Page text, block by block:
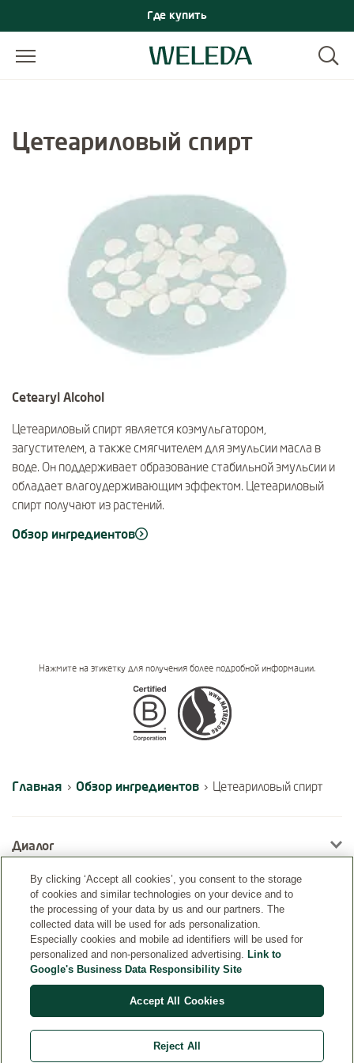
Где купить
Цетеариловый спирт
Cetearyl Alcohol
Цетеариловый спирт является коэмульгатором,
загустителем, а также смягчителем для эмульсии масла в
воде. Он поддерживает образование стабильной эмульсии и
обладает влагоудерживающим эффектом. Цетеариловый
спирт получают из растений.
Обзор ингредиентов
Certifications
Нажмите на этикетку для получения более подробной информации.
Главная › Обзор ингредиентов › Цетеариловый спирт
Диалог
Информация
By clicking ‘Accept all cookies’, you consent to the storage
of cookies and similar technologies on your device and to
the processing of your data by us and our partners. The
collected data will be used for ads personalization.
Especially cookies and mobile ad identifiers will be used for
personalized and non-personalized advertising. Link to
Google's Business Data Responsibility Site
Accept All Cookies
Reject All